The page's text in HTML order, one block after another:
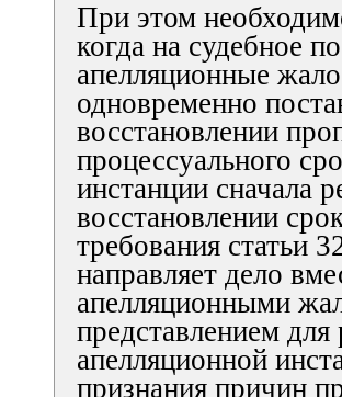
При этом
когда на судебное
апелляционные
одновременно
восстановлении
процессуального
инстанции сначала
восстановлении
требования статьи
направляет дело
апелляционными
представлением для
апелляционной
признания причин